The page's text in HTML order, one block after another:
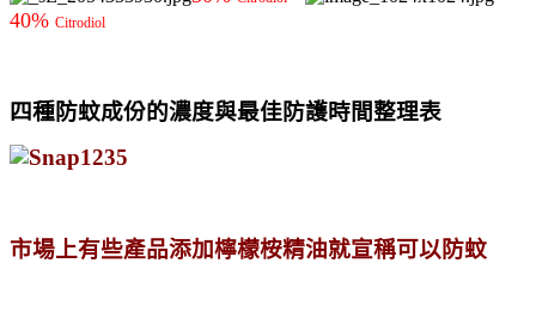
40% Citrodiol
四種防蚊成份的濃度與最佳防護時間整理表
市場上有些產品添加檸檬桉精油就宣稱可以防蚊